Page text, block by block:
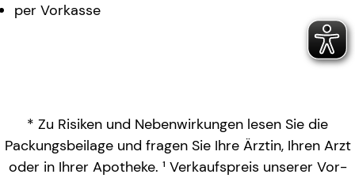
per Vorkasse
* Zu Risiken und Nebenwirkungen lesen Sie die
Packungsbeilage und fragen Sie Ihre Ärztin, Ihren Arzt
oder in Ihrer Apotheke. ¹ Verkaufspreis unserer Vor-